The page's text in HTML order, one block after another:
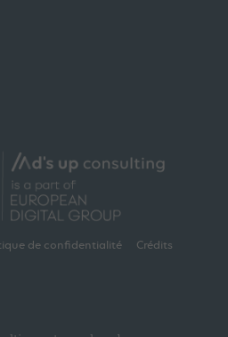
de confidentialité Crédits